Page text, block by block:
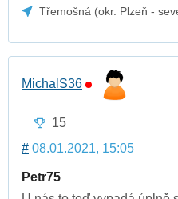
Třemošná (okr. Plzeň -
MichalS36
15
# 08.01.2021, 15:05
Petr75